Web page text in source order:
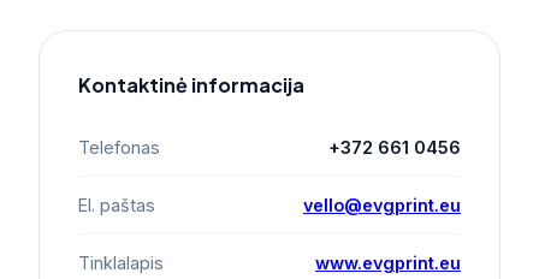
Kontaktinė informacija
Telefonas +372 661 0456
El. paštas vello@evgprint.eu
Tinklalapis www.evgprint.eu